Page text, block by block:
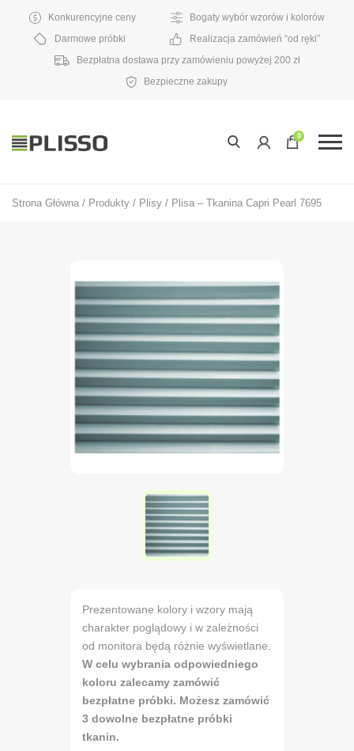
Konkurencyjne ceny
Bogaty wybór wzorów i kolorów
Darmowe próbki
Realizacja zamówień “od ręki”
Bezpłatna dostawa przy zamówieniu powyżej 200 zł
Bezpieczne zakupy
0
Strona Główna / Produkty / Plisy / Plisa – Tkanina Capri Pearl 7695
Prezentowane kolory i wzory mają
charakter poglądowy i w zależności
od monitora będą różnie wyświetlane.
W celu wybrania odpowiedniego
koloru zalecamy zamówić
bezpłatne próbki. Możesz zamówić
3 dowolne bezpłatne próbki
tkanin.